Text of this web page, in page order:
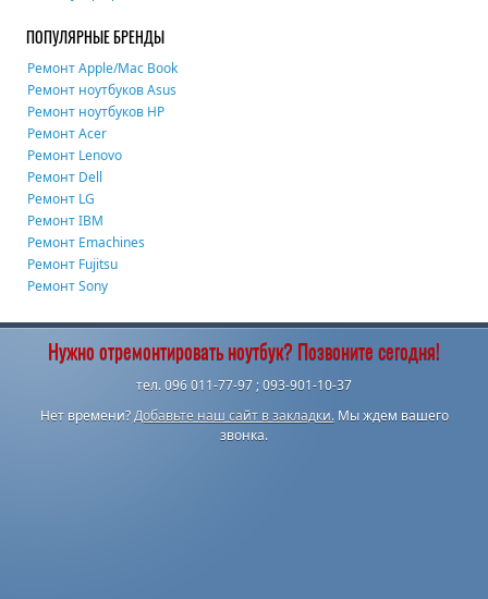
ПОПУЛЯРНЫЕ БРЕНДЫ
Ремонт Apple/Mac Book
Ремонт ноутбуков Asus
Ремонт ноутбуков HP
Ремонт Acer
Ремонт Lenovo
Ремонт Dell
Ремонт LG
Ремонт IBM
Ремонт Emachines
Ремонт Fujitsu
Ремонт Sony
Нужно отремонтировать ноутбук? Позвоните сегодня!
тел. 096 011-77-97 ; 093-901-10-37
Нет времени?Добавьте наш сайт в закладки.Мы ждем вашего
звонка.